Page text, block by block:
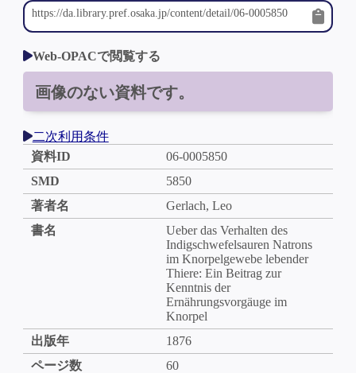
Web-OPACで閲覧する
画像のない資料です。
二次利用条件
資料ID
06-0005850
SMD
5850
著者名
Gerlach, Leo
書名
Ueber das Verhalten des
Indigschwefelsauren Natrons
im Knorpelgewebe lebender
Thiere: Ein Beitrag zur
Kenntnis der
Ernährungsvorgäuge im
Knorpel
出版年
1876
ページ数
60